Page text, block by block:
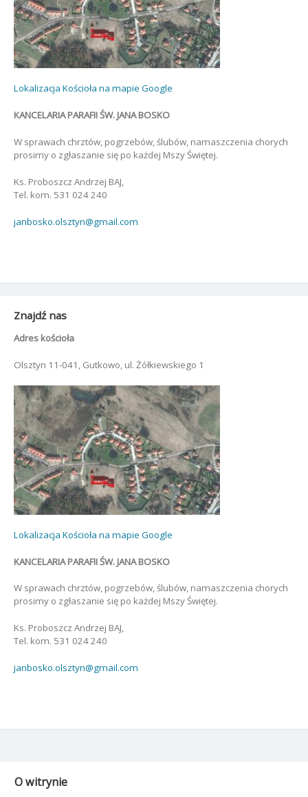
Lokalizacja Kościoła na mapie Google
KANCELARIA PARAFII ŚW. JANA BOSKO
W sprawach chrztów, pogrzebów, ślubów, namaszczenia chorych
prosimy o zgłaszanie się po każdej Mszy Świętej.
Ks. Proboszcz Andrzej BAJ,
Tel. kom. 531 024 240
janbosko.olsztyn@gmail.com
Znajdź nas
Adres kościoła
Olsztyn 11-041, Gutkowo, ul. Żółkiewskiego 1
Lokalizacja Kościoła na mapie Google
KANCELARIA PARAFII ŚW. JANA BOSKO
W sprawach chrztów, pogrzebów, ślubów, namaszczenia chorych
prosimy o zgłaszanie się po każdej Mszy Świętej.
Ks. Proboszcz Andrzej BAJ,
Tel. kom. 531 024 240
janbosko.olsztyn@gmail.com
O witrynie